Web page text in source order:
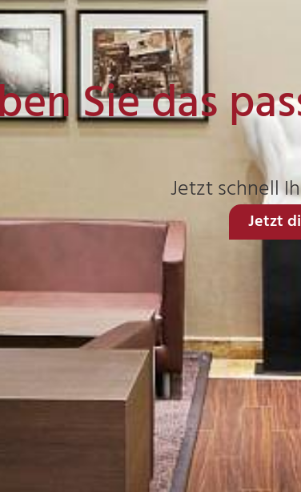
Sie das
Jetzt schnell
Jetzt